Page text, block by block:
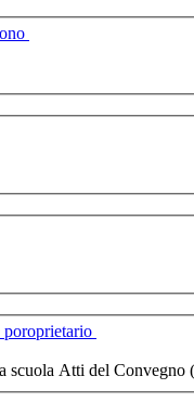
scuola Atti del